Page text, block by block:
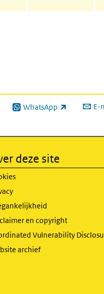
WhatsApp
(externe link) E-
deze site
en copyright
Vulnerability
archief